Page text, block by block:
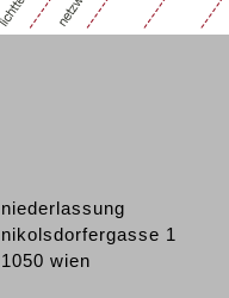
niederlassung
nikolsdorfergasse 1
1050 wien